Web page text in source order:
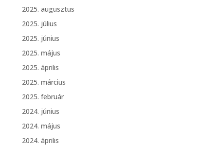
2025. augusztus
2025. július
2025. június
2025. május
2025. április
2025. március
2025. február
2024. június
2024. május
2024. április